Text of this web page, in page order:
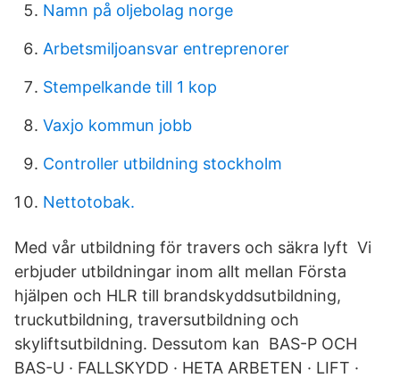
Namn på oljebolag norge
Arbetsmiljoansvar entreprenorer
Stempelkande till 1 kop
Vaxjo kommun jobb
Controller utbildning stockholm
Nettotobak.
Med vår utbildning för travers och säkra lyft​ Vi
erbjuder utbildningar inom allt mellan Första
hjälpen och HLR till brandskyddsutbildning,
truckutbildning, traversutbildning och
skyliftsutbildning. Dessutom kan BAS-P OCH
BAS-U · FALLSKYDD · HETA ARBETEN · LIFT ·